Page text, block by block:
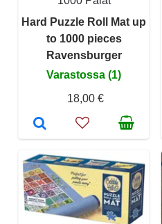
Hard Puzzle Roll Mat up
to 1000 pieces
Ravensburger
Varastossa (1)
18,00 €